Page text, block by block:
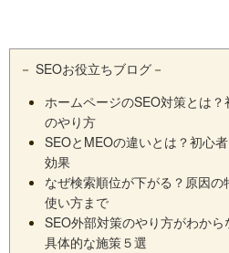
－ SEOお役立ちブログ －
ホームページのSEO対策とは
のやり方
SEOとMEOの違いとは？初心
効果
なぜ検索順位が下がる？原因
使い方まで
SEO外部対策のやり方がわか
具体的な施策５選